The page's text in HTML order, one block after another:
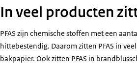
In veel producten
PFAS zijn chemische stoffen met een
hittebestendig. Daarom zitten PFAS in
bakpapier. Ook zitten PFAS in